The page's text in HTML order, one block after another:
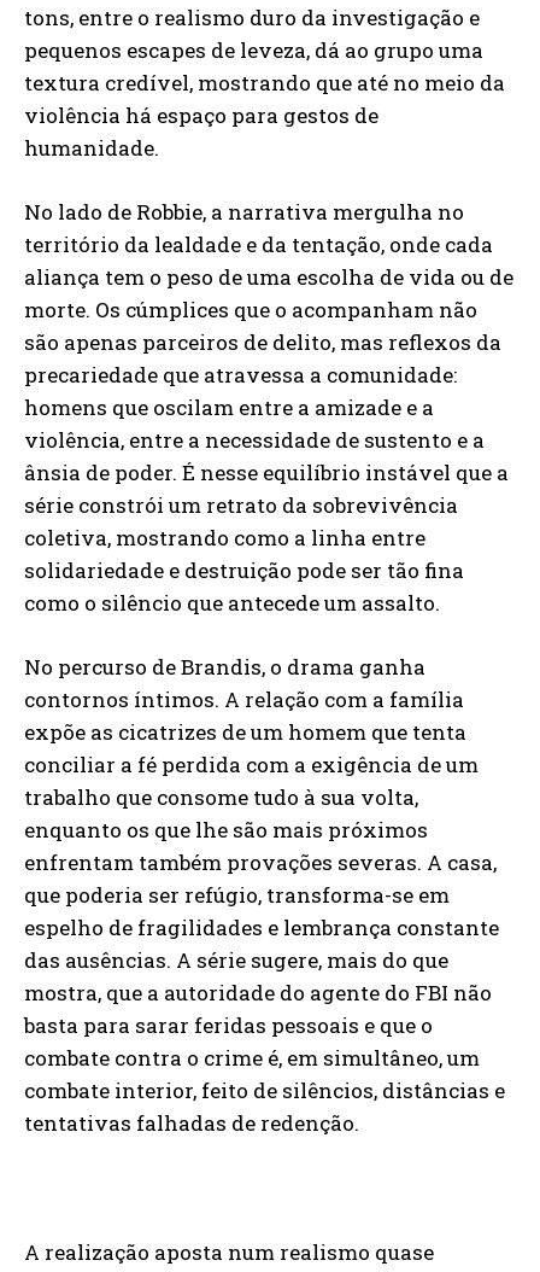
tons, entre o realismo duro da investigação e
pequenos escapes de leveza, dá ao grupo uma
textura credível, mostrando que até no meio da
violência há espaço para gestos de
humanidade.
No lado de Robbie, a narrativa mergulha no
território da lealdade e da tentação, onde cada
aliança tem o peso de uma escolha de vida ou de
morte. Os cúmplices que o acompanham não
são apenas parceiros de delito, mas reflexos da
precariedade que atravessa a comunidade:
homens que oscilam entre a amizade e a
violência, entre a necessidade de sustento e a
ânsia de poder. É nesse equilíbrio instável que a
série constrói um retrato da sobrevivência
coletiva, mostrando como a linha entre
solidariedade e destruição pode ser tão fina
como o silêncio que antecede um assalto.
No percurso de Brandis, o drama ganha
contornos íntimos. A relação com a família
expõe as cicatrizes de um homem que tenta
conciliar a fé perdida com a exigência de um
trabalho que consome tudo à sua volta,
enquanto os que lhe são mais próximos
enfrentam também provações severas. A casa,
que poderia ser refúgio, transforma-se em
espelho de fragilidades e lembrança constante
das ausências. A série sugere, mais do que
mostra, que a autoridade do agente do FBI não
basta para sarar feridas pessoais e que o
combate contra o crime é, em simultâneo, um
combate interior, feito de silêncios, distâncias e
tentativas falhadas de redenção.
A realização aposta num realismo quase